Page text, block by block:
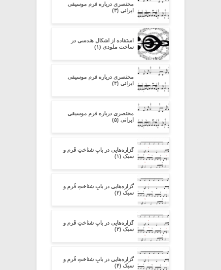
مختصری درباره فرم موسیقی
ایرانی (۳)
استفاده از اشکال هندسی در
ساخت ملودی (۱)
مختصری درباره فرم موسیقی
ایرانی (۴)
مختصری درباره فرم موسیقی
ایرانی (۵)
گزاره‌هایی در بابِ شناختِ فُرم و
سبک (۱)
گزاره‌هایی در بابِ شناختِ فُرم و
سبک (۲)
گزاره‌هایی در بابِ شناختِ فُرم و
سبک (۳)
گزاره‌هایی در بابِ شناختِ فُرم و
سبک (۴)